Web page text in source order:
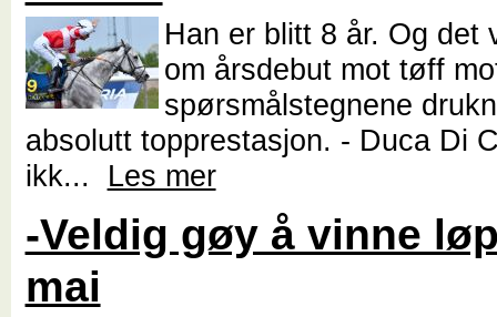
Han er blitt 8 år. Og det
om årsdebut mot tøff
spørsmålstegnene
absolutt topprestasjon. - Duca Di
ikk... Les mer
-Veldig gøy å vinne
mai